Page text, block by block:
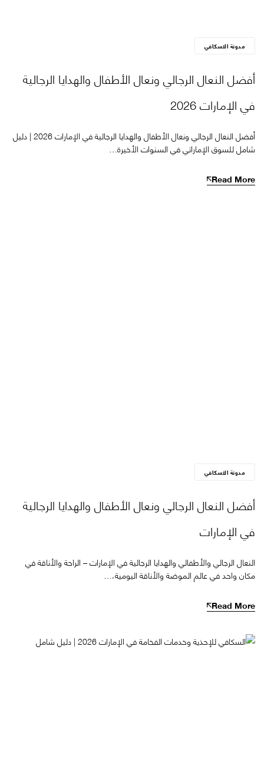
مدونة الاسكافي
أفضل النعال الرجالي ونعال الأطفال والهدايا الرجالية
في الإمارات 2026
أفضل النعال الرجالي ونعال الأطفال والهدايا الرجالية في الإمارات 2026 | دليل
شامل للسوق الإماراتي في السنوات الأخيرة…
Read More
مدونة الاسكافي
أفضل النعال الرجالي ونعال الأطفال والهدايا الرجالية
في الإمارات
النعال الرجالي والأطفالي والهدايا الرجالية في الإمارات – الراحة والأناقة في
مكان واحد في عالم الموضة والأناقة اليومية،…
Read More